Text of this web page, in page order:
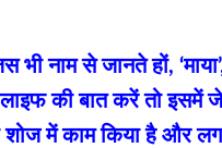
नाम से जानते हों,
की बात करें तो इसमें
में काम किया है और